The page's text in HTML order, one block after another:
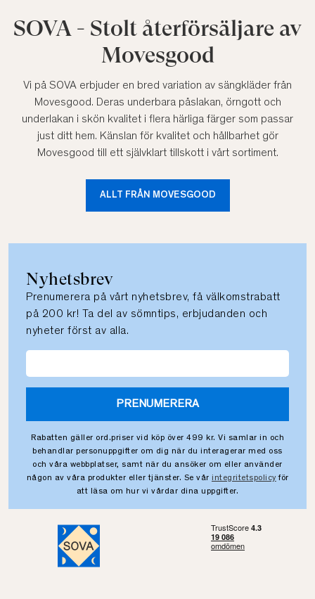
SOVA - Stolt återförsäljare av
Movesgood
Vi på SOVA erbjuder en bred variation av sängkläder från
Movesgood. Deras underbara påslakan, örngott och
underlakan i skön kvalitet i flera härliga färger som passar
just ditt hem. Känslan för kvalitet och hållbarhet gör
Movesgood till ett självklart tillskott i vårt sortiment.
ALLT FRÅN MOVESGOOD
Nyhetsbrev
Prenumerera på vårt nyhetsbrev, få välkomstrabatt
på 200 kr! Ta del av sömntips, erbjudanden och
nyheter först av alla.
PRENUMERERA
Rabatten gäller ord.priser vid köp över 499 kr. Vi samlar in och
behandlar personuppgifter om dig när du interagerar med oss
och våra webbplatser, samt när du ansöker om eller använder
någon av våra produkter eller tjänster. Se vår integritetspolicy för
att läsa om hur vi vårdar dina uppgifter.